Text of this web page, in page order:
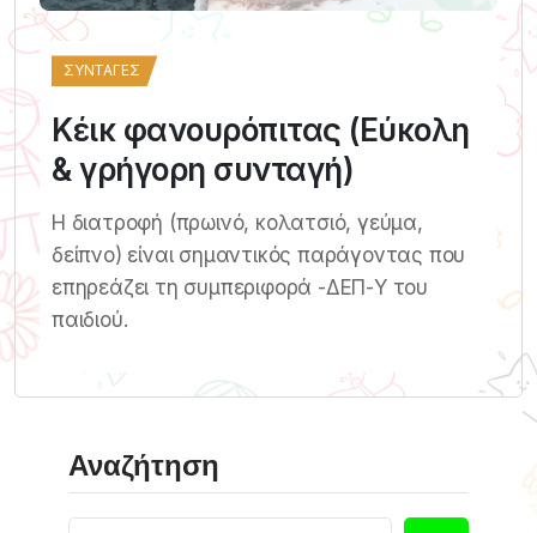
ΣΥΝΤΑΓΈΣ
Κέικ φανουρόπιτας (Εύκολη
& γρήγορη συνταγή)
Η διατροφή (πρωινό, κολατσιό, γεύμα,
δείπνο) είναι σημαντικός παράγοντας που
επηρεάζει τη συμπεριφορά -ΔΕΠ-Υ του
παιδιού.
Αναζήτηση